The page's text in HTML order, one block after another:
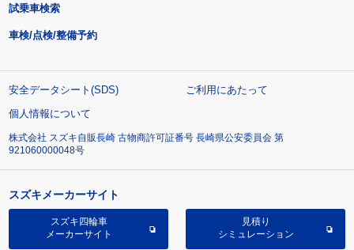
試乗車検索
車検/点検/整備予約
安全データシート(SDS)
ご利用にあたって
個人情報について
株式会社 スズキ自販長崎 古物商許可証番号 長崎県公安委員会 第
921060000048号
スズキメーカーサイト
スズキ四輪車
メーカーサイト
見積り
シミュレーション